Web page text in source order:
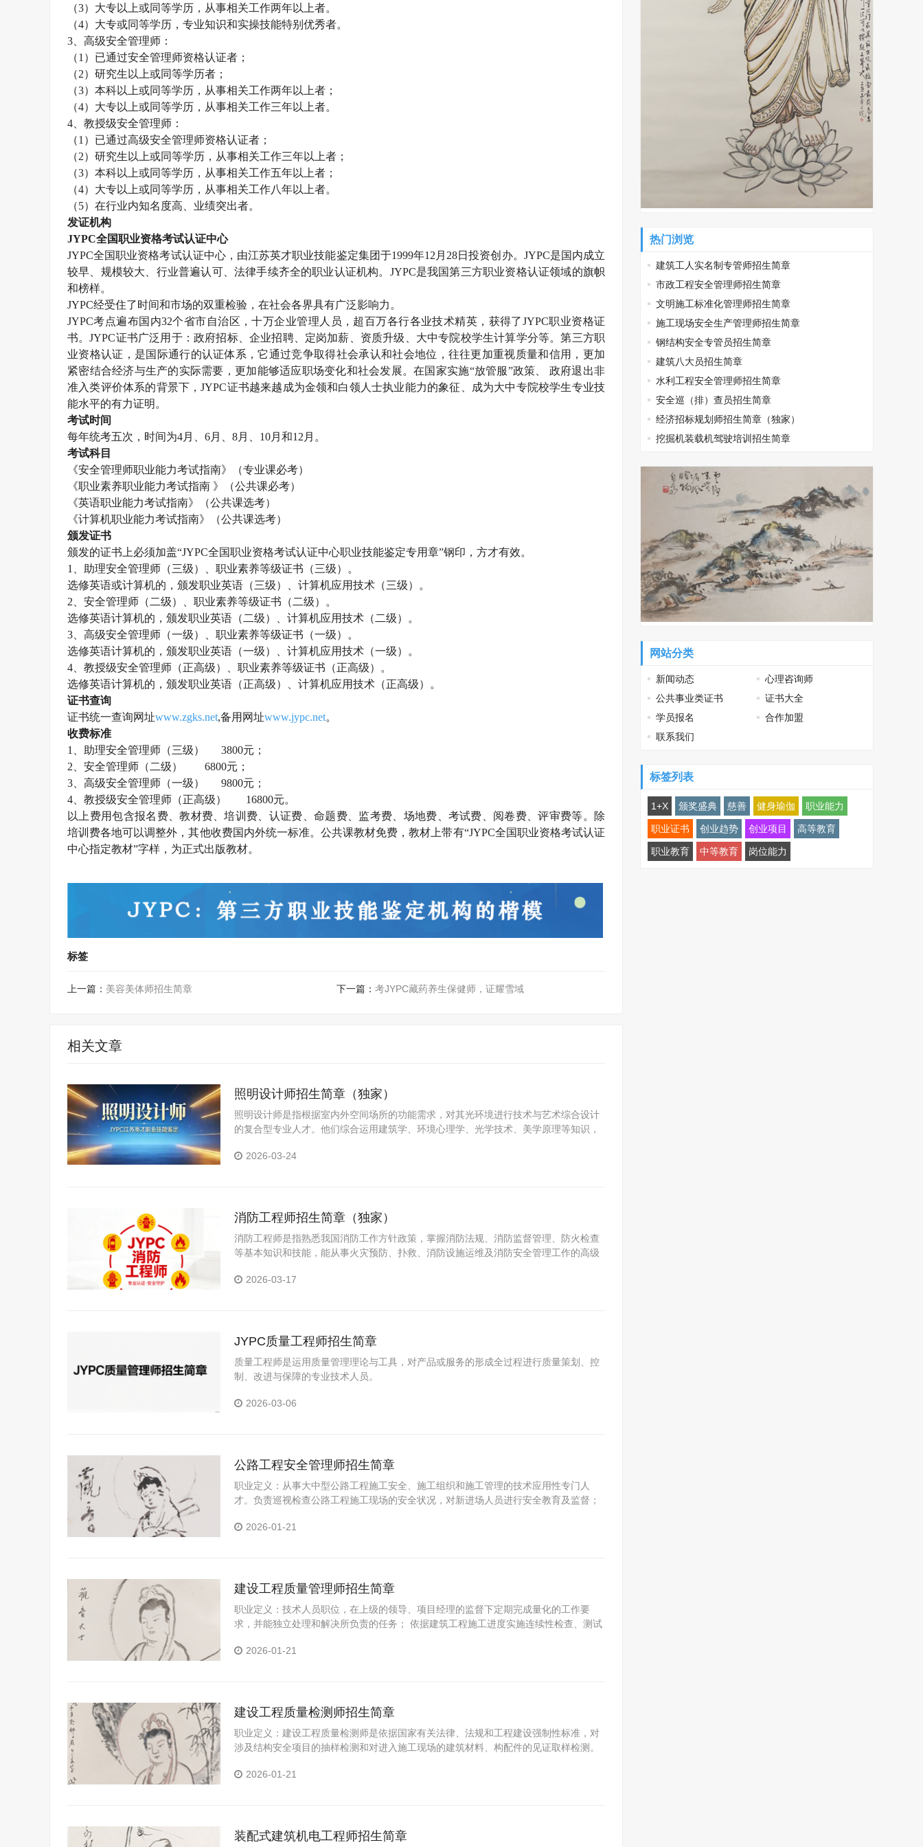
（3）大专以上或同等学历，从事相关工作两年以上者。
（4）大专或同等学历，专业知识和实操技能特别优秀者。
3、高级安全管理师 ：
（1）已通过安全管理师资格认证者；
（2）研究生以上或同等学历者；
（3）本科以上或同等学历，从事相关工作两年以上者；
（4）大专以上或同等学历，从事相关工作三年以上者。
4、教授级安全管理师 ：
（1）已通过高级安全管理师资格认证者；
（2）研究生以上或同等学历，从事相关工作三年以上者；
（3）本科以上或同等学历，从事相关工作五年以上者；
（4）大专以上或同等学历，从事相关工作八年以上者。
（5）在行业内知名度高、业绩突出者。
发证机构
JYPC全国职业资格考试认证中心
JYPC全国职业资格考试认证中心，由江苏英才职业技能鉴定集团于1999年12月28日投资创办。JYPC是国内成立
较早、规模较大、行业普遍认可、法律手续齐全的职业认证机构。JYPC是我国第三方职业资格认证领域的旗帜
和榜样。
JYPC经受住了时间和市场的双重检验，在社会各界具有广泛影响力。
JYPC考点遍布国内32个省市自治区，十万企业管理人员，超百万各行各业技术精英，获得了JYPC职业资格证
书。JYPC证书广泛用于：政府招标、企业招聘、定岗加薪、资质升级、大中专院校学生计算学分等。第三方职
业资格认证，是国际通行的认证体系，它通过竞争取得社会承认和社会地位，往往更加重视质量和信用，更加
紧密结合经济与生产的实际需要，更加能够适应职场变化和社会发展。在国家实施“放管服”政策、 政府退出非
准入类评价体系的背景下，JYPC证书越来越成为金领和白领人士执业能力的象征、成为大中专院校学生专业技
能水平的有力证明。
考试时间
每年统考五次，时间为4月、6月、8月、10月和12月。
考试科目
《安全管理师职业能力考试指南》（专业课必考）
《职业素养职业能力考试指南 》（公共课必考）
《英语职业能力考试指南》（公共课选考）
《计算机职业能力考试指南》（公共课选考）
颁发证书
颁发的证书上必须加盖“JYPC全国职业资格考试认证中心职业技能鉴定专用章”钢印，方才有效。
1、助理安全管理师 （三级）、职业素养等级证书（三级）。
选修英语或计算机的，颁发职业英语（三级）、计算机应用技术（三级）。
2、 安全管理师 （二级）、职业素养等级证书（二级）。
选修英语计算机的，颁发职业英语（二级）、计算机应用技术（二级）。
3、高级安全管理师 （一级）、职业素养等级证书（一级）。
选修英语计算机的，颁发职业英语（一级）、计算机应用技术（一级）。
4、教授级安全管理师 （正高级）、职业素养等级证书（正高级）。
选修英语计算机的，颁发职业英语（正高级）、计算机应用技术（正高级）。
证书查询
证书统一查询网址www.zgks.net,备用网址www.jypc.net。
收费标准
1、助理安全管理师 （三级）
3800元；
2、 安全管理师 （二级）
6800元；
3、高级安全管理师 （一级）
9800元；
4、教授级安全管理师 （正高级）
16800元。
以上费用包含报名费、教材费、培训费、认证费、命题费、监考费、场地费、考试费、阅卷费、评审费等。除
培训费各地可以调整外，其他收费国内外统一标准。公共课教材免费，教材上带有“JYPC全国职业资格考试认证
中心指定教材”字样，为正式出版教材。
标签
上一篇： 美容美体师招生简章 下一篇： 考JYPC藏药养生保健师，证耀雪域
相关文章
照明设计师招生简章（独家）
照明设计师是指根据室内外空间场所的功能需求，对其光环境进行技术与艺术综合设计
的复合型专业人才。他们综合运用建筑学、环境心理学、光学技术、美学原理等知识，
研与分析、照明创意设计、效果图绘制、照明设备选型、供
2026-03-24
消防工程师招生简章（独家）
消防工程师是指熟悉我国消防工作方针政策，掌握消防法规、消防监督管理、防火检查
等基本知识和技能，能从事火灾预防、扑救、消防设施运维及消防安全管理工作的高级
2026-03-17
JYPC质量工程师招生简章
质量工程师是运用质量管理理论与工具，对产品或服务的形成全过程进行质量策划、控
制、改进与保障的专业技术人员。
2026-03-06
公路工程安全管理师招生简章
职业定义：从事大中型公路工程施工安全、施工组织和施工管理的技术应用性专门人
才。负责巡视检查公路工程施工现场的安全状况，对新进场人员进行安全教育及监督；
理或相关领导汇报并有权要求立即停止公路工程施工作业。有权检查与安全相关的内业
2026-01-21
建设工程质量管理师招生简章
职业定义：技术人员职位，在上级的领导、项目经理的监督下定期完成量化的工作要
求，并能独立处理和解决所负责的任务； 依据建筑工程施工进度实施连续性检查、测试
在施工过程中各工序的质量检查； 对建筑工程原材料的样本测试和质量检测； 负责建筑
2026-01-21
建设工程质量检测师招生简章
职业定义：建设工程质量检测师是依据国家有关法律、法规和工程建设强制性标准，对
涉及结构安全项目的抽样检测和对进入施工现场的建筑材料、构配件的见证取样检测。
制性标准的情况，以及涉及结构安全检测结果的不合格情况，及时报告工程所在地建设
2026-01-21
装配式建筑机电工程师招生简章
热门浏览
建筑工人实名制专管师招生简章
市政工程安全管理师招生简章
文明施工标准化管理师招生简章
施工现场安全生产管理师招生简章
钢结构安全专管员招生简章
建筑八大员招生简章
水利工程安全管理师招生简章
安全巡（排）查员招生简章
经济招标规划师招生简章（独家）
挖掘机装载机驾驶培训招生简章
网站分类
新闻动态
心理咨询师
公共事业类证书
证书大全
学员报名
合作加盟
联系我们
标签列表
1+X 颁奖盛典 慈善 健身瑜伽 职业能力
职业证书 创业趋势 创业项目 高等教育
职业教育 中等教育 岗位能力